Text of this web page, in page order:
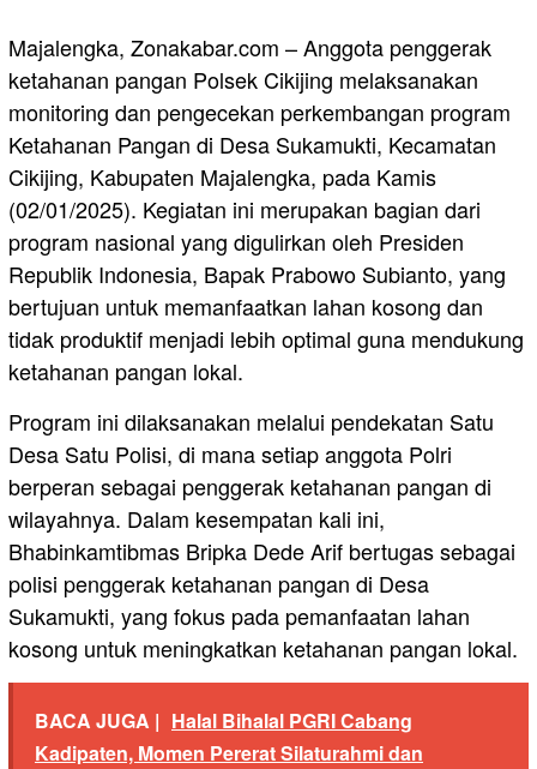
Majalengka, Zonakabar.com – Anggota penggerak
ketahanan pangan Polsek Cikijing melaksanakan
monitoring dan pengecekan perkembangan program
Ketahanan Pangan di Desa Sukamukti, Kecamatan
Cikijing, Kabupaten Majalengka, pada Kamis
(02/01/2025). Kegiatan ini merupakan bagian dari
program nasional yang digulirkan oleh Presiden
Republik Indonesia, Bapak Prabowo Subianto, yang
bertujuan untuk memanfaatkan lahan kosong dan
tidak produktif menjadi lebih optimal guna mendukung
ketahanan pangan lokal.
Program ini dilaksanakan melalui pendekatan Satu
Desa Satu Polisi, di mana setiap anggota Polri
berperan sebagai penggerak ketahanan pangan di
wilayahnya. Dalam kesempatan kali ini,
Bhabinkamtibmas Bripka Dede Arif bertugas sebagai
polisi penggerak ketahanan pangan di Desa
Sukamukti, yang fokus pada pemanfaatan lahan
kosong untuk meningkatkan ketahanan pangan lokal.
BACA JUGA | Halal Bihalal PGRI Cabang
Kadipaten, Momen Pererat Silaturahmi dan